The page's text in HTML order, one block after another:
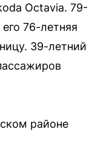
Octavia. 79-
76-летняя
39-летний
районе